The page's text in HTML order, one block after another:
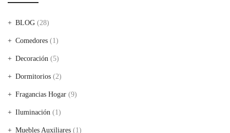
BLOG (28)
Comedores (1)
Decoración (5)
Dormitorios (2)
Fragancias Hogar (9)
Iluminación (1)
Muebles Auxiliares (1)